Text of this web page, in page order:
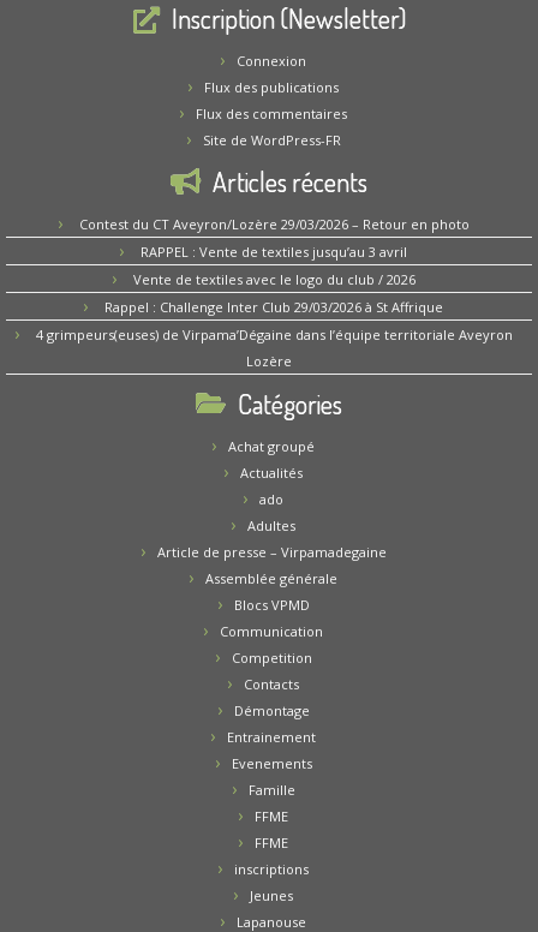
Inscription (Newsletter)
Connexion
Flux des publications
Flux des commentaires
Site de WordPress-FR
Articles récents
Contest du CT Aveyron/Lozère 29/03/2026 – Retour en photo
RAPPEL : Vente de textiles jusqu’au 3 avril
Vente de textiles avec le logo du club / 2026
Rappel : Challenge Inter Club 29/03/2026 à St Affrique
4 grimpeurs(euses) de Virpama’Dégaine dans l’équipe territoriale Aveyron
Lozère
Catégories
Achat groupé
Actualités
ado
Adultes
Article de presse – Virpamadegaine
Assemblée générale
Blocs VPMD
Communication
Competition
Contacts
Démontage
Entrainement
Evenements
Famille
FFME
FFME
inscriptions
Jeunes
Lapanouse